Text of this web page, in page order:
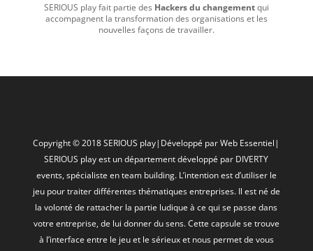
SERIOUS play fait partie des Hackers du changementqui
accompagnent la transformation des organisations et les
nouvelles façons de travailler.
Copyright © 2018 SERIOUS play| Développé parWeb Essentiel|
SERIOUS play est un département développé par DIVERTY
events, spécialiste en team building. L’intention est d’utiliser le
jeu pour traiter différentes thématiques entreprises. Il est né de
la volonté de rattacher la partie ludique à ce qui se passe dans
votre entreprise, de lui donner du sens. Cette capsule se trouve
à l’interface entre le jeu et le sérieux et nous permet de vous